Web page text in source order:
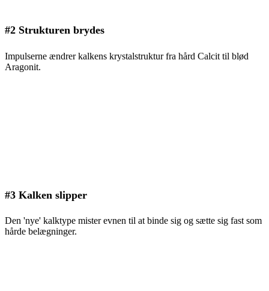
#2 Strukturen brydes
Impulserne ændrer kalkens krystalstruktur fra hård Calcit til blød
Aragonit.
#3 Kalken slipper
Den 'nye' kalktype mister evnen til at binde sig og sætte sig fast som
hårde belægninger.